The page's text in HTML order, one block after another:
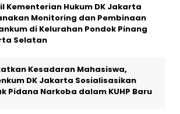
Kementerian Hukum DK Jakarta
Monitoring dan Pembinaan
di Kelurahan Pondok Pinang
Selatan
Kesadaran Mahasiswa,
DK Jakarta Sosialisasikan
Pidana Narkoba dalam KUHP Baru